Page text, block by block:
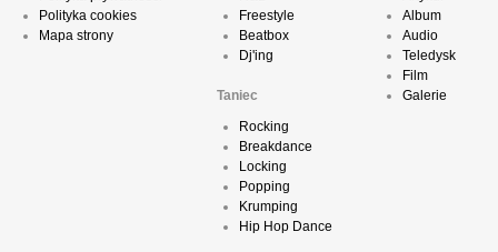
Polityka cookies
Mapa strony
Freestyle
Beatbox
Dj'ing
Taniec
Rocking
Breakdance
Locking
Popping
Krumping
Hip Hop Dance
Album
Audio
Teledysk
Film
Galerie